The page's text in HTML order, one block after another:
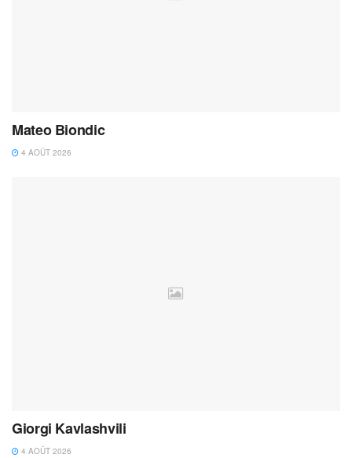
Mateo Biondic
4 AOÛT 2026
Giorgi Kavlashvili
4 AOÛT 2026